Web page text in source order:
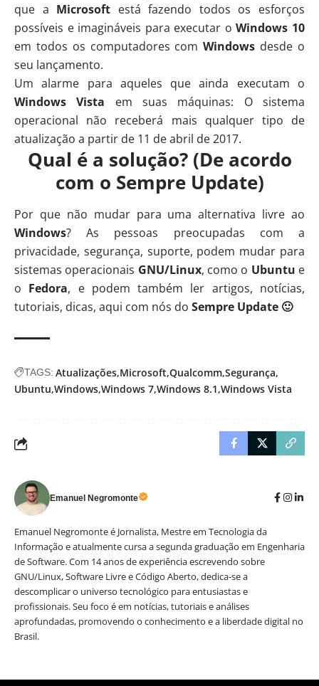
que a Microsoft está fazendo todos os esforços
possíveis e imagináveis para executar oWindows 10
em todos os computadores comWindows desde o
seu lançamento.
Um alarme para aqueles que ainda executam o
Windows Vista em suas máquinas: O sistema
operacional não receberá mais qualquer tipo de
atualização a partir de 11 de abril de 2017.
Qual é a solução? (De acordo
com o Sempre Update)
Por que não mudar para uma alternativa livre ao
Windows? As pessoas preocupadas com a
privacidade, segurança, suporte, podem mudar para
sistemas operacionais GNU/Linux, como o Ubuntu e
o Fedora, e podem também ler artigos, notícias,
tutoriais, dicas, aqui com nós do Sempre Update 🙂
TAGS: Atualizações Microsoft Qualcomm Segurança
Ubuntu Windows Windows 7 Windows 8.1 Windows Vista
Emanuel Negromonte
Emanuel Negromonte é Jornalista, Mestre em Tecnologia da
Informação e atualmente cursa a segunda graduação em Engenharia
de Software. Com 14 anos de experiência escrevendo sobre
GNU/Linux, Software Livre e Código Aberto, dedica-se a
descomplicar o universo tecnológico para entusiastas e
profissionais. Seu foco é em notícias, tutoriais e análises
aprofundadas, promovendo o conhecimento e a liberdade digital no
Brasil.